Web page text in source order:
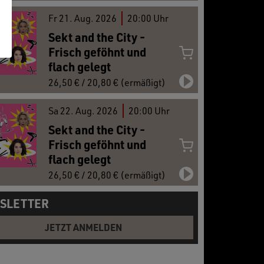
Fr 21. Aug. 2026 20:00 Uhr
Sekt and the City -
Frisch geföhnt und
flach gelegt
26,50 € / 20,80 € (ermäßigt)
Sa 22. Aug. 2026 20:00 Uhr
Sekt and the City -
Frisch geföhnt und
flach gelegt
26,50 € / 20,80 € (ermäßigt)
JETZT ANMELDEN